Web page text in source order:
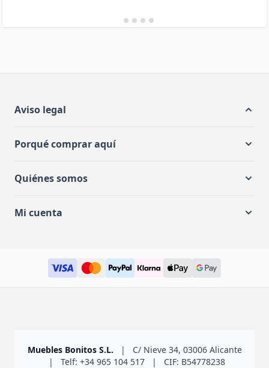
Aviso legal
Porqué comprar aquí
Quiénes somos
Mi cuenta
Muebles Bonitos S.L. |
C/ Nieve 34, 03006 Alicante
|
Telf: +34 965 104 517 | CIF: B54778238